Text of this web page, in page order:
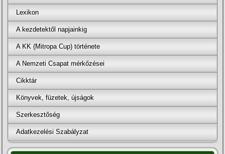
Lexikon
A kezdetektől napjainkig
A KK (Mitropa Cup) története
A Nemzeti Csapat mérkőzései
Cikktár
Könyvek, füzetek, újságok
Szerkesztőség
Adatkezelési Szabályzat